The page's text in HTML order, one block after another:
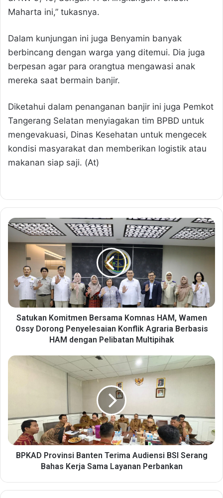
Maharta ini,” tukasnya.
Dalam kunjungan ini juga Benyamin banyak
berbincang dengan warga yang ditemui. Dia juga
berpesan agar para orangtua mengawasi anak
mereka saat bermain banjir.
Diketahui dalam penanganan banjir ini juga Pemkot
Tangerang Selatan menyiagakan tim BPBD untuk
mengevakuasi, Dinas Kesehatan untuk mengecek
kondisi masyarakat dan memberikan logistik atau
makanan siap saji. (At)
S
t
o
e
a
a
n
Satukan Komitmen Bersama Komnas HAM, Wamen
Ossy Dorong Penyelesaian Konflik Agraria Berbasis
HAM dengan Pelibatan Multipihak
B
r
v
BPKAD Provinsi Banten Terima Audiensi BSI Serang
Bahas Kerja Sama Layanan Perbankan